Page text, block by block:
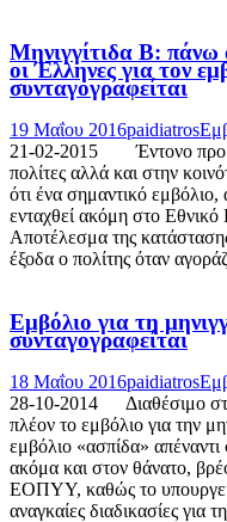
Μηνιγγίτιδα Β:
οι Έλληνες για τον
συνταγογραφείται
19 Μαΐου 2016paidiatros
21-02-2015 Έντονο
πολίτες αλλά και στην
ότι ένα σημαντικό εμβόλιο,
ενταχθεί ακόμη στο
Αποτέλεσμα της κατάστασης
έξοδα ο πολίτης όταν
Εμβόλιο για τη
συνταγογραφείται
18 Μαΐου 2016paidiatros
28-10-2014 Διαθέσιμο
πλέον το εμβόλιο για την
εμβόλιο «ασπίδα»
ακόμα και στον θάνατο,
ΕΟΠΥΥ, καθώς το
αναγκαίες διαδικασίες για